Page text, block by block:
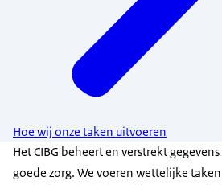
Hoe wij onze taken uitvoeren
Het CIBG beheert en verstrekt
goede zorg. We voeren wettelijke